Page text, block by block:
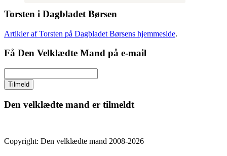
Torsten i Dagbladet Børsen
Artikler af Torsten på Dagbladet Børsens hjemmeside.
Få Den Velklædte Mand på e-mail
Den velklædte mand er tilmeldt
Copyright: Den velklædte mand 2008-2026